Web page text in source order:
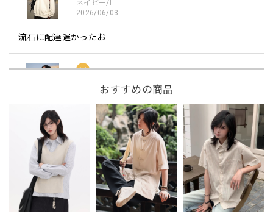
ネイビー/L
2026/06/03
流石に配達遅かったお
レッド/L
2026/05/30
フーデッドスタジアムジャンバー / Hooded Stadium Jumper
ブラック/L
2026/05/28
おすすめの商品